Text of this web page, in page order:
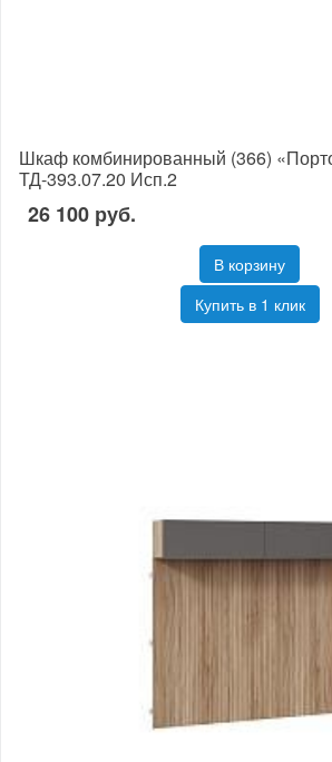
Шкаф комбинированный (366)
ТД-393.07.20 Исп.2
26 100 руб.
В корзину
Купить в 1 клик